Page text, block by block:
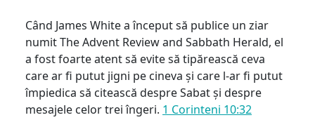
Când James White a început să publice un ziar
numit The Advent Review and Sabbath Herald, el
a fost foarte atent să evite să tipărească ceva
care ar fi putut jigni pe cineva și care l-ar fi putut
împiedica să citească despre Sabat și despre
mesajele celor trei îngeri. 1 Corinteni 10:32